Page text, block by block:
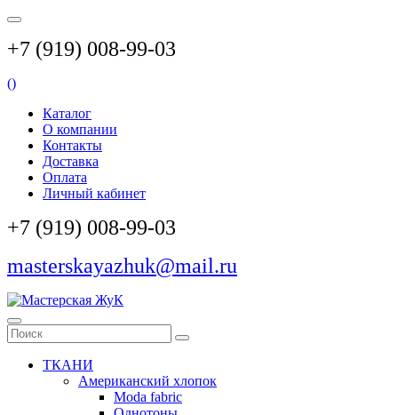
+7 (919) 008-99-03
()
Каталог
О компании
Контакты
Доставка
Оплата
Личный кабинет
+7 (919) 008-99-03
masterskayazhuk@mail.ru
ТКАНИ
Американский хлопок
Moda fabric